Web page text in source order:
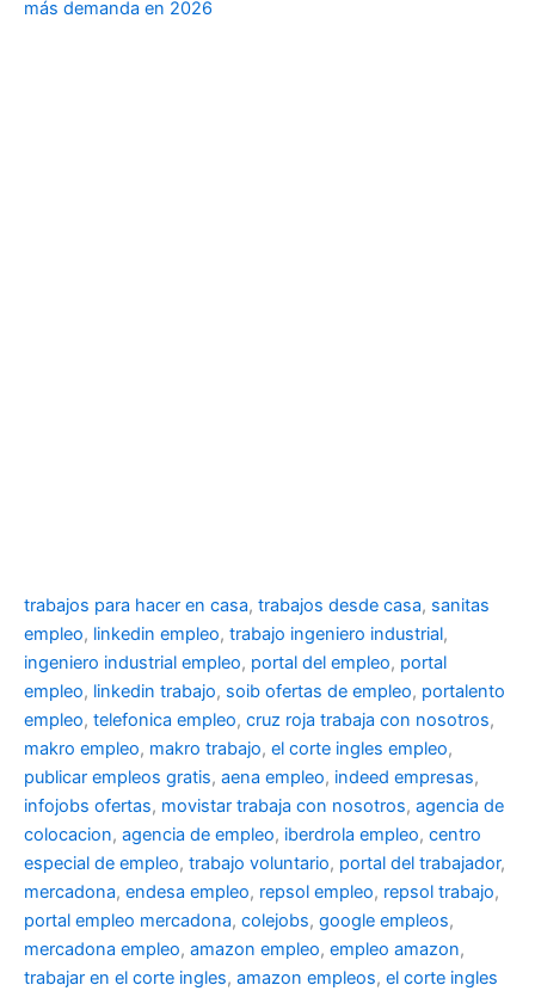
más demanda en 2026
trabajos para hacer en casa, trabajos desde casa, sanitas
empleo, linkedin empleo, trabajo ingeniero industrial,
ingeniero industrial empleo, portal del empleo, portal
empleo, linkedin trabajo, soib ofertas de empleo, portalento
empleo, telefonica empleo, cruz roja trabaja con nosotros,
makro empleo, makro trabajo, el corte ingles empleo,
publicar empleos gratis, aena empleo, indeed empresas,
infojobs ofertas, movistar trabaja con nosotros, agencia de
colocacion, agencia de empleo, iberdrola empleo, centro
especial de empleo, trabajo voluntario, portal del trabajador,
mercadona, endesa empleo, repsol empleo, repsol trabajo,
portal empleo mercadona, colejobs, google empleos,
mercadona empleo, amazon empleo, empleo amazon,
trabajar en el corte ingles, amazon empleos, el corte ingles